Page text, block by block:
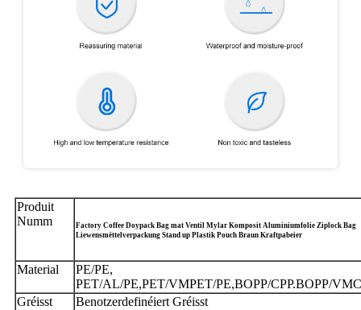
Produit
Numm
Factory Coffee Doypack Bag mat Ventil Mylar Komposit Aluminiumfolie Ziplock Bag
Liewensmëttelverpackung Stand up Plastik Pouch Braun Kraftpabeier
Material
PE/PE,
PET/AL/PE,PET/VMPET/PE,BOPP/CPP.BOPP/
Gréisst
Benotzerdefinéiert Gréisst